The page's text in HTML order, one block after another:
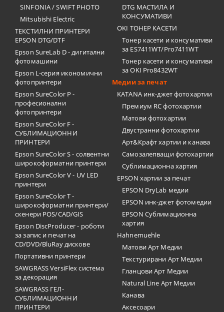
SINFONIA / SWIFT PHOTO
Mitsubishi Electric
ТЕКСТИЛНИ ПРИНТЕРИ
EPSON DTG/DTF
Epson SureLab D - дигитални
фотомашини
Epson L-серия икономични
фотопринтери
Epson SureColor P -
професионални
фотопринтери
Epson SureColor F -
СУБЛИМАЦИОННИ
ПРИНТЕРИ
Epson SureColor S - солвентни
широкоформатни принтери
Epson SureColor V - UV LED
принтери
Epson SureColor T -
широкоформатни принтери/
скенери POS/CAD/GIS
Epson DiscProducer - роботи
за запис и печат на
CD/DVD/BluRay дискове
Портативни принтери
SAWGRASS VersiFlex система
за декорация
SAWGRASS ГЕЛ-
СУБЛИМАЦИОННИ
ПРИНТЕРИ
DTG МАСТИЛА И
КОНСУМАТИВИ
OKI ТОНЕР КАСЕТИ
Тонер касети и консумативи
за ES7411WT/Pro7411WT
Тонер касети и консумативи
за OKI Pro8432WT
Медии за печат
KATANA инк-джет фотохартии
Премиум RC фотохартии
Матови фотохартии
Двустранни фотохартии
Арт&Крафт хартии и канава
Самозалепващи фотохартии
Сублимационна хартия
EPSON хартии за печат
EPSON DryLab медии
EPSON инк-джет фотомедии
EPSON Сублимационна
хартия
Hahnemuehle
Матови Арт Медии
Текстурирани Арт Медии
Гланцови Арт Медии
Natural Line Арт Медии
Канава
Аксесоари